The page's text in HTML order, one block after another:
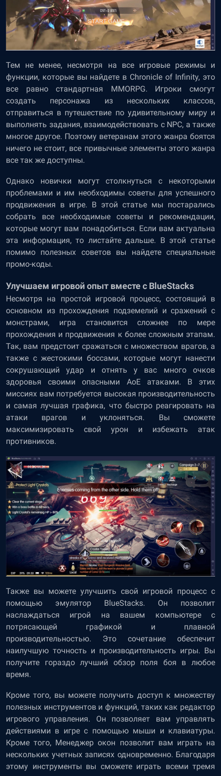
Тем не менее, несмотря на все игровые режимы и
функции, которые вы найдете в Chronicle of Infinity, это
все равно стандартная MMORPG. Игроки смогут
создать персонажа из нескольких классов,
отправиться в путешествие по удивительному миру и
выполнять задания, взаимодействовать с NPC, а также
многое другое. Поэтому ветеранам этого жанра боятся
ничего не стоит, все привычные элементы этого жанра
все так же доступны.
Однако новички могут столкнуться с некоторыми
проблемами и им необходимы советы для успешного
продвижения в игре. В этой статье мы постарались
собрать все необходимые советы и рекомендации,
которые могут вам понадобиться. Если вам актуальна
эта информация, то листайте дальше. В этой статье
помимо полезных советов вы найдете специальные
промо-коды.
Улучшаем игровой опыт вместе с BlueStacks
Несмотря на простой игровой процесс, состоящий в
основном из прохождения подземелий и сражений с
монстрами, игра становится сложнее по мере
прохождения и продвижения к более сложным этапам.
Так, вам предстоит сражаться с множеством врагов, а
также с жестокими боссами, которые могут нанести
сокрушающий удар и отнять у вас много очков
здоровья своими опасными AoE атаками. В этих
миссиях вам потребуется высокая производительность
и самая лучшая графика, что быстро реагировать на
атаки врагов и уклоняться. Вы сможете
максимизировать свой урон и избежать атак
противников.
Также вы можете улучшить свой игровой процесс с
помощью эмулятор BlueStacks. Он позволит
наслаждаться игрой на вашем компьютере с
потрясающей графикой и плавной
производительностью. Это сочетание обеспечит
наилучшую точность и производительность игры. Вы
получите гораздо лучший обзор поля боя в любое
время.
Кроме того, вы можете получить доступ к множеству
полезных инструментов и функций, таких как редактор
игрового управления. Он позволяет вам управлять
действиями в игре с помощью мыши и клавиатуры.
Кроме того, Менеджер окон позволит вам играть на
нескольких учетных записях одновременно. Благодаря
этому инструменты вы сможете играть всеми тремя